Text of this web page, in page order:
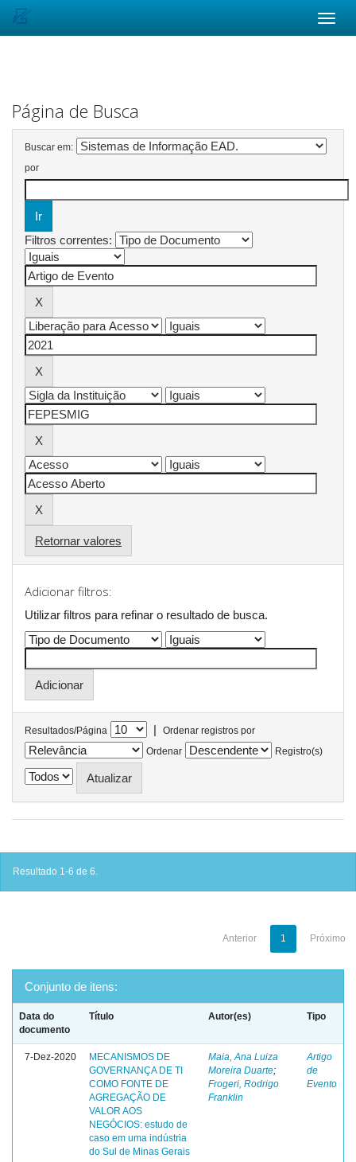
Página de Busca
Buscar em:
por
Filtros correntes:
Retornar valores
Adicionar filtros:
Utilizar filtros para refinar o resultado de busca.
Resultados/Página |
Ordenar registros por
Ordenar
Registro(s)
Resultado 1-6 de 6.
Anterior 1 Próximo
Conjunto de itens:
Data do
documento
Título Autor(es) Tipo
7-Dez-2020
MECANISMOS DE
GOVERNANÇA DE TI
COMO FONTE DE
AGREGAÇÃO DE
VALOR AOS
NEGÓCIOS: estudo de
caso em uma indústria
do Sul de Minas Gerais
Maia, Ana Luiza
Moreira Duarte;
Frogeri, Rodrigo
Franklin
Artigo
de
Evento